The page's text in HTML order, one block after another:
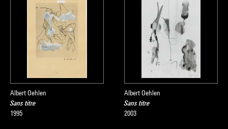
Albert Oehlen
Sans titre
1995
Albert Oehlen
Sans titre
2003